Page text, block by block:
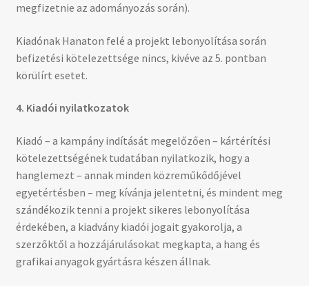
megfizetnie az adományozás során).
Kiadónak Hanaton felé a projekt lebonyolítása során
befizetési kötelezettsége nincs, kivéve az 5. pontban
körülírt esetet.
4. Kiadói nyilatkozatok
Kiadó – a kampány indítását megelőzően – kártérítési
kötelezettségének tudatában nyilatkozik, hogy a
hanglemezt – annak minden közreműkődőjével
egyetértésben – meg kívánja jelentetni, és mindent meg
szándékozik tenni a projekt sikeres lebonyolítása
érdekében, a kiadvány kiadói jogait gyakorolja, a
szerzőktől a hozzájárulásokat megkapta, a hang és
grafikai anyagok gyártásra készen állnak.